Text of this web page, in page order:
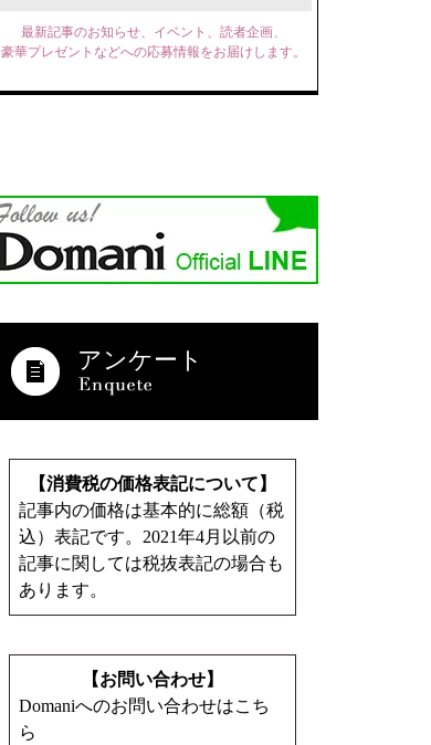
最新記事のお知らせ、イベント、読者企画、
豪華プレゼントなどへの応募情報をお届けします。
アンケート
【消費税の価格表記について】
記事内の価格は基本的に総額（税
込）表記です。2021年4月以前の
記事に関しては税抜表記の場合も
あります。
【お問い合わせ】
Domaniへのお問い合わせはこち
ら